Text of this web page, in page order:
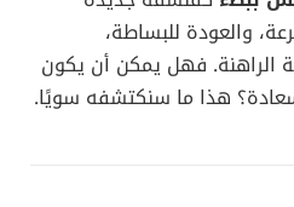
والعودة للبساطة،
الراهنة. فهل يمكن أن يكون
هذا ما سنكتشفه سويًا.